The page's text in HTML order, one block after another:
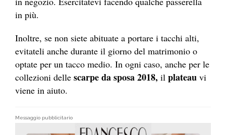
in più.
Inoltre, se non siete abituate a portare i tacchi alti,
evitateli anche durante il giorno del matrimonio o
optate per un tacco medio. In ogni caso, anche per le
collezioni delle scarpeda sposa 2018, il plateau vi
viene in aiuto.
Messaggio pubblicitario